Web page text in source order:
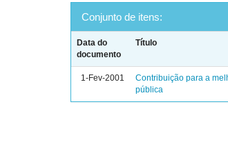
Conjunto de itens:
Data do
documento
Título
1-Fev-2001
Contribuição para a
pública